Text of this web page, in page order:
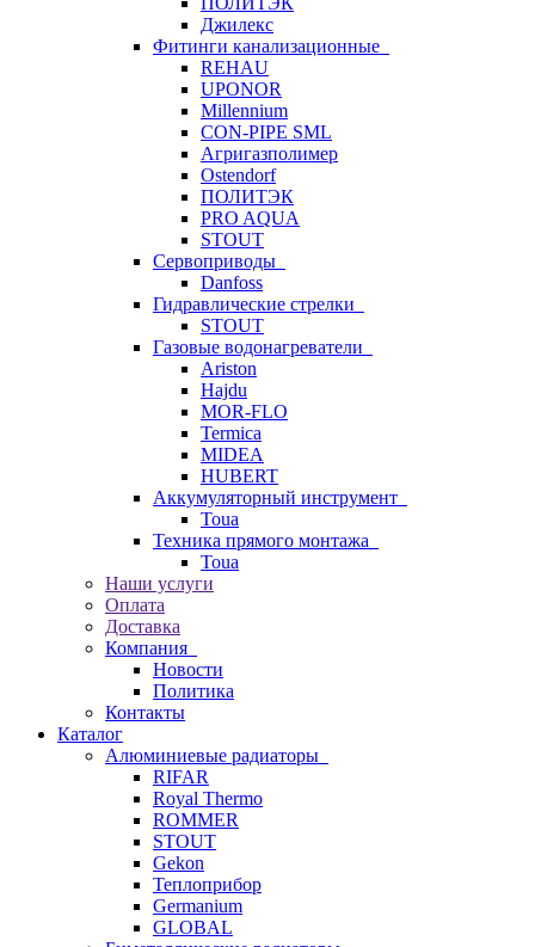
Джилекс
Фитинги канализационные
REHAU
UPONOR
Millennium
CON-PIPE SML
Агригазполимер
Ostendorf
ПОЛИТЭК
PRO AQUA
STOUT
Сервоприводы
Danfoss
Гидравлические стрелки
STOUT
Газовые водонагреватели
Ariston
Hajdu
MOR-FLO
Termica
MIDEA
HUBERT
Аккумуляторный инструмент
Toua
Техника прямого монтажа
Toua
Наши услуги
Оплата
Доставка
Компания
Новости
Политика
Контакты
Каталог
Алюминиевые радиаторы
RIFAR
Royal Thermo
ROMMER
STOUT
Gekon
Теплоприбор
Germanium
GLOBAL